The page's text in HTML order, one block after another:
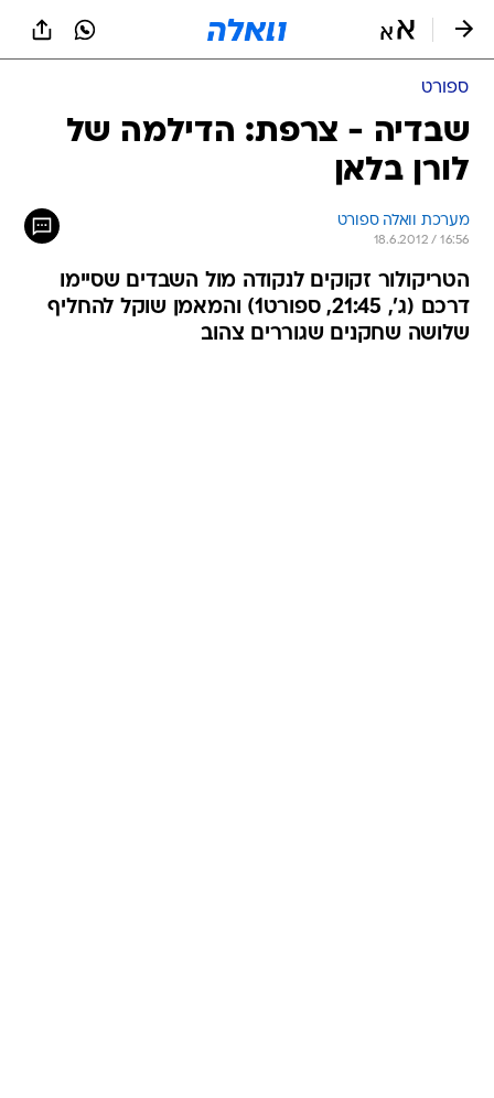
ספורט
שבדיה - צרפת: הדילמה של
לורן בלאן
מערכת וואלה ספורט
18.6.2012 / 16:56
הטריקולור זקוקים לנקודה מול השבדים שסיימו
דרכם (ג', 21:45, ספורט1) והמאמן שוקל להחליף
שלושה שחקנים שגוררים צהוב